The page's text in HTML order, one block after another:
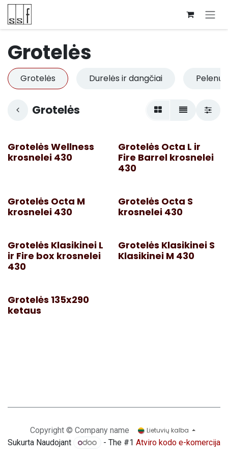
Skip to Content
Grotelės
Grotelės Durelės ir dangčiai Pelenų
Grotelės
Grotelės Wellness
krosnelei 430
Grotelės Octa L ir
Fire Barrel krosnelei
430
Grotelės Octa M
krosnelei 430
Grotelės Octa S
krosnelei 430
Grotelės Klasikinei L
ir Fire box krosnelei
430
Grotelės Klasikinei S
Klasikinei M 430
Grotelės 135x290
ketaus
Copyright © Company name Lietuvių kalba
Sukurta Naudojant - The #1 Atviro kodo e-komercija